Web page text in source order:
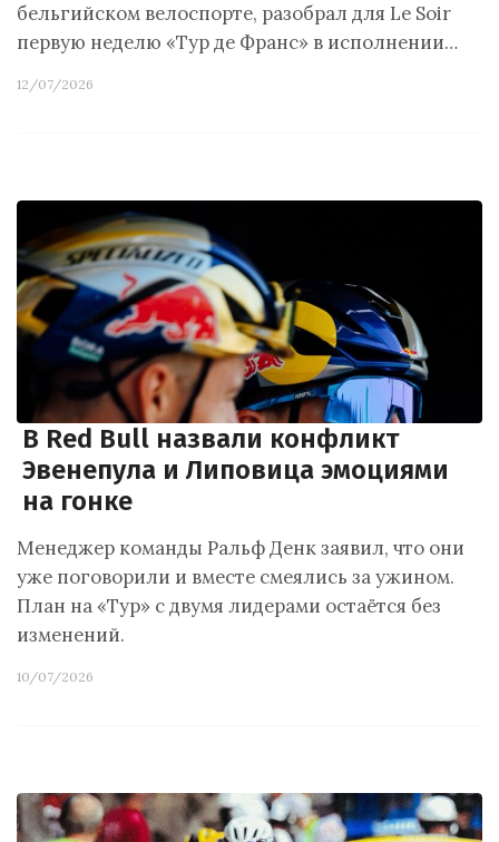
бельгийском велоспорте, разобрал для Le Soir
первую неделю «Тур де Франс» в исполнении…
12/07/2026
В Red Bull назвали конфликт
Эвенепула и Липовица эмоциями
на гонке
Менеджер команды Ральф Денк заявил, что они
уже поговорили и вместе смеялись за ужином.
План на «Тур» с двумя лидерами остаётся без
изменений.
10/07/2026